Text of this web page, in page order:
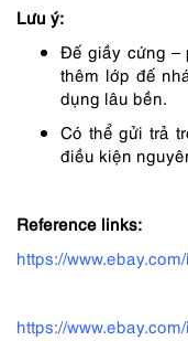
Lưu ý:
Đế giầy cứng –
thêm lớp đế
dụng lâu bền.
Có thể gửi trả
điều kiện
Reference links:
https://
https://